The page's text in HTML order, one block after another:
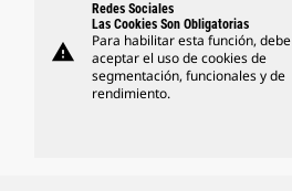
warning
Redes Sociales
Las Cookies Son Obligatorias
Para habilitar esta función, debe
aceptar el uso de cookies de
segmentación, funcionales y de
rendimiento.